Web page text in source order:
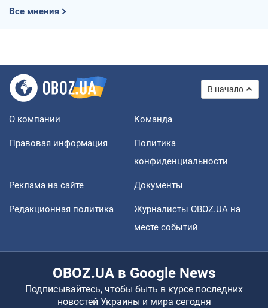
Все мнения
В начало
О компании Команда
Правовая информация
Политика
конфиденциальности
Реклама на сайте Документы
Редакционная политика
Журналисты OBOZ.UA на
месте событий
OBOZ.UA в Google News
Подписывайтесь, чтобы быть в курсе последних
новостей Украины и мира сегодня